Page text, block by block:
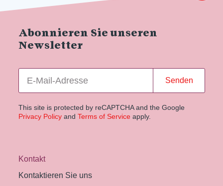
Abonnieren Sie unseren
Newsletter
Senden
This site is protected by reCAPTCHA and the Google
Privacy Policyand Terms of Service apply.
Kontakt
Kontaktieren Sie uns